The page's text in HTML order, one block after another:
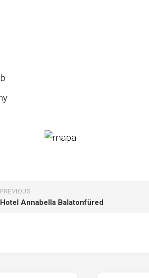
PREVIOUS
Hotel Annabella Balatonfüred